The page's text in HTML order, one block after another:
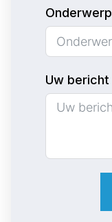
d
S
t
t
e
1
Onderwerp
Uw bericht